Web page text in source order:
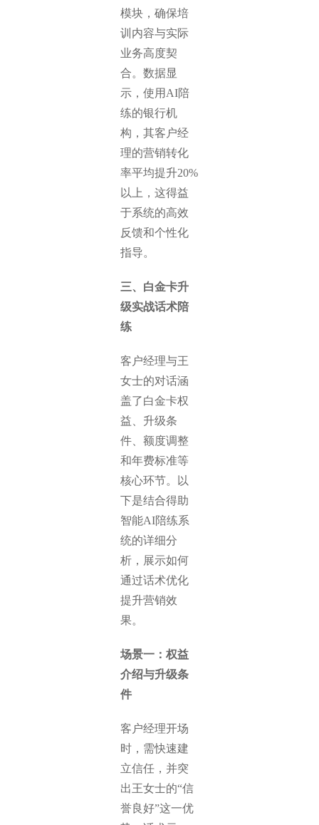
模块，确保培
训内容与实际
业务高度契
合。数据显
示，使用AI陪
练的银行机
构，其客户经
理的营销转化
率平均提升20%
以上，这得益
于系统的高效
反馈和个性化
指导。
三、白金卡升
级实战话术陪
练
客户经理与王
女士的对话涵
盖了白金卡权
益、升级条
件、额度调整
和年费标准等
核心环节。以
下是结合得助
智能AI陪练系
统的详细分
析，展示如何
通过话术优化
提升营销效
果。
场景一：权益
介绍与升级条
件
客户经理开场
时，需快速建
立信任，并突
出王女士的“信
誉良好”这一优